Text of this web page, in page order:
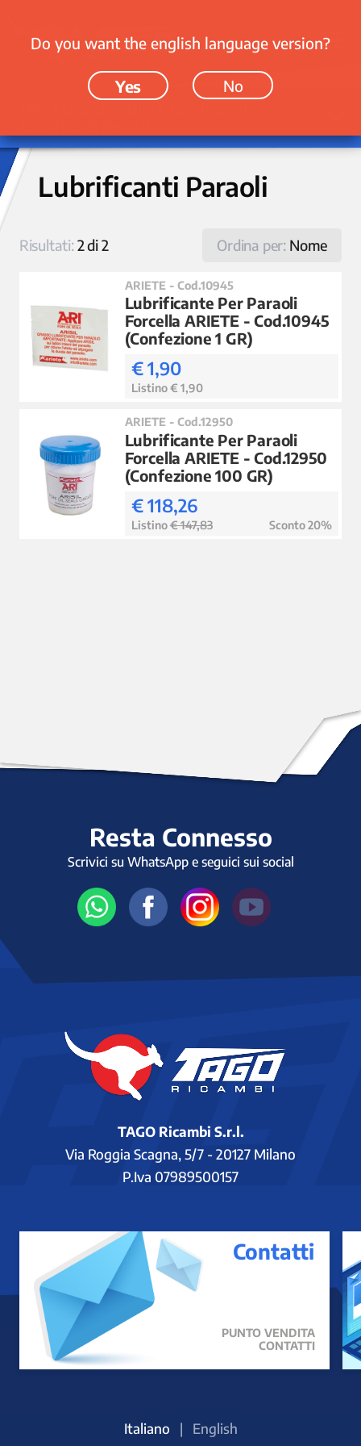
Lubrificanti Paraoli
Ordina per: Nome
Risultati:2 di 2
ARIETE - Cod.10945
Lubrificante Per Paraoli
Forcella ARIETE - Cod.10945
(Confezione 1 GR)
€ 1,90
Listino € 1,90
ARIETE - Cod.12950
Lubrificante Per Paraoli
Forcella ARIETE - Cod.12950
(Confezione 100 GR)
€ 118,26
Listino€ 147,83 Sconto 20%
Resta Connesso
Scrivici su WhatsApp e seguici sui social
TAGO Ricambi S.r.l.
Via Roggia Scagna, 5/7 - 20127 Milano
P.Iva 07989500157
Contatti
PUNTO VENDITA
CONTATTI
Italiano | English
Do you want the english language version?
Yes No